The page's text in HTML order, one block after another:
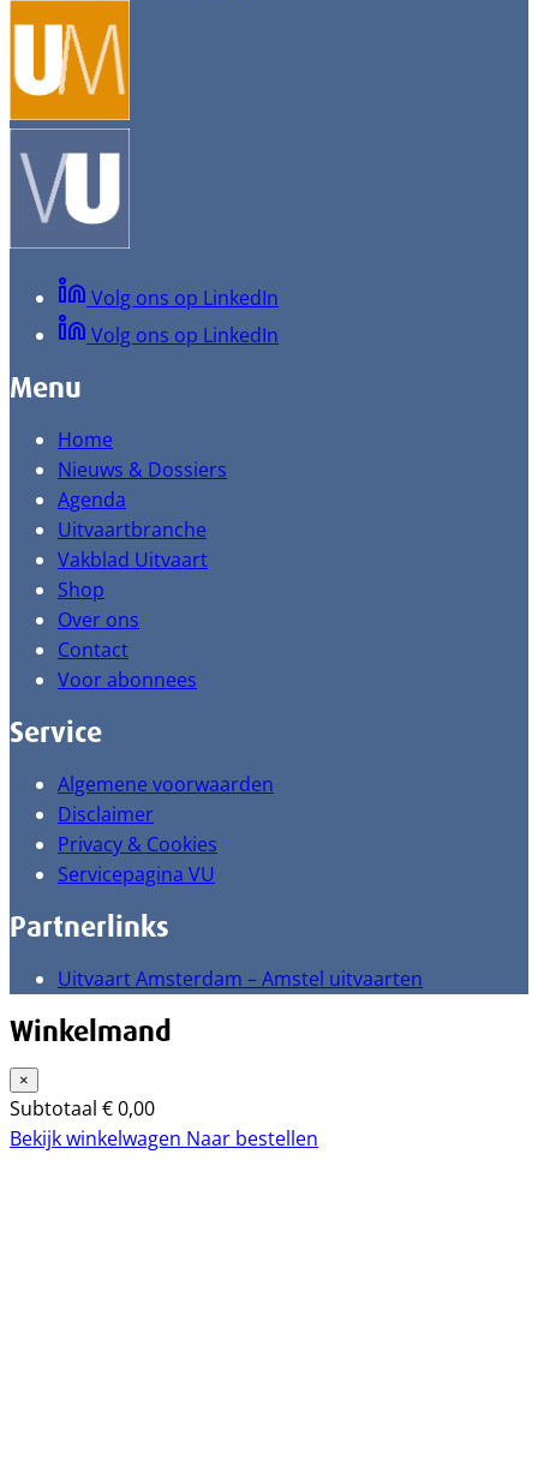
Volg ons op LinkedIn
Volg ons op LinkedIn
Menu
Home
Nieuws & Dossiers
Agenda
Uitvaartbranche
Vakblad Uitvaart
Shop
Over ons
Contact
Voor abonnees
Service
Algemene voorwaarden
Disclaimer
Privacy & Cookies
Servicepagina VU
Partnerlinks
Uitvaart Amsterdam – Amstel uitvaarten
Winkelmand
×
Subtotaal €0,00
Bekijk winkelwagen Naar bestellen